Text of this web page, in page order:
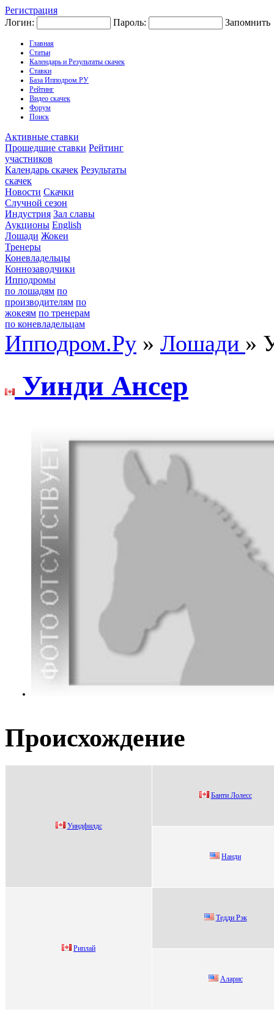
Регистрация
Логин:
Пароль: Запомнить
Главная
Статьи
Календарь и Результаты скачек
Ставки
База Ипподром.РУ
Рейтинг
Видео скачек
Форум
Поиск
Активные ставки
Прошедшие ставки Рейтинг
участников
Календарь скачек Результаты
скачек
Новости Скачки
Случной сезон
Индустрия Зал славы
Аукционы English
Лошади Жокеи
Тренеры
Коневладельцы
Коннозаводчики
Ипподромы
по лошадям по
производителям по
жокеям по тренерам
по коневладельцам
Ипподром.Ру » Лошади »
Уинди Aнсeр
Происхождение
Уиндфилдc
Бaнти Лoлecc
Нaнди
Риплай
Tедди Рэк
Алaрис